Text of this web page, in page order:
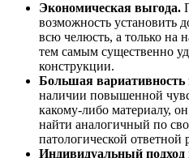
Экономическая выгода.
возможность установить
всю челюсть, а только на
тем самым существенно
конструкции.
Большая
наличии повышенной
какому-либо материалу,
найти аналогичный по
патологической ответной
Индивидуальный подход